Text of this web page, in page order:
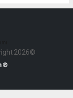
2026©
®